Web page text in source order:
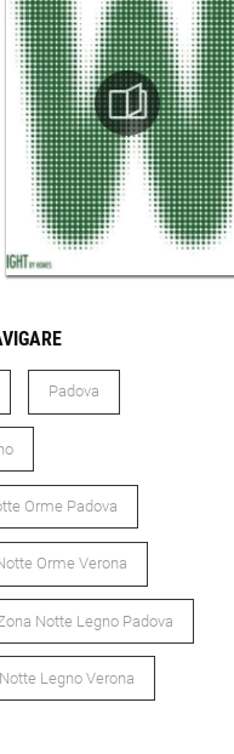
Padova
Orme Padova
Orme Verona
Notte Legno Padova
Legno Verona